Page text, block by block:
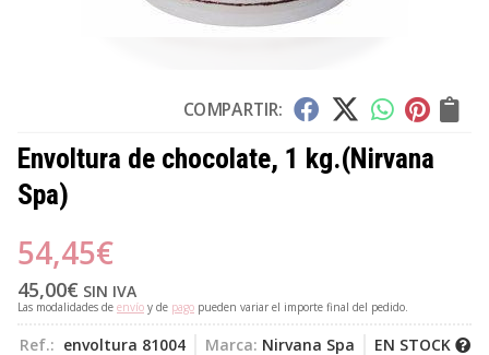
COMPARTIR:
Envoltura de chocolate, 1 kg.(Nirvana
Spa)
54,45€
45,00€ SIN IVA
Las modalidades de envío y de pago pueden variar el importe final del pedido.
Ref.: envoltura 81004 Marca: Nirvana Spa EN STOCK